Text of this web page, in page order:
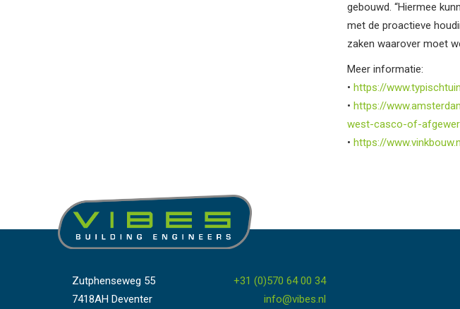
gebouwd. “Hiermee
met de proactieve
zaken waarover moet
Meer informatie:
• https://
• https://
west-casco-of-
• https://
Zutphenseweg 55
7418AH Deventer
+31 (0)570 64 00 34
info@vibes.nl